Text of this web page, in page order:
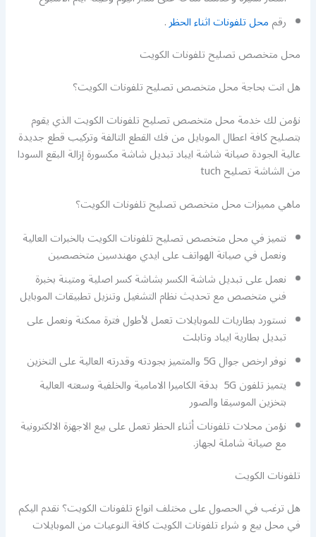
رقممحل تلفونات اثناء الحظر.
محل متخصص تصليح تلفونات الكويت
هل انت بحاجة محل متخصص تصليح تلفونات الكويت؟
نؤمن لك خدمة محل متخصص تصليح تلفونات الكويت الذي يقوم
بتصليح كافة اعطال الموبايل من فك القطع التالفة وتركيب قطع جديدة
عالية الجودة صيانة شاشة ايباد تبديل شاشة مكسورة إزالة البقع السودا
من الشاشة تصليح tuch
ماهي مميزات محل متخصص تصليح تلفونات الكويت؟
نتميز في محل متخصص تصليح تلفونات الكويت بالخبرات العالية
ونعمل في صيانة الهواتف على ايدي مهندسين متخصصين
نعمل على تبديل شاشة الكسر بشاشة كسر اصلية ومتينة بخبرة
فني متخصص مع تحديث نظام التشغيل وتنزيل تطبيقات الموبايل
نستورد بطاريات للموبايلات تعمل لأطول فترة ممكنة ونعمل على
تبديل بطارية ايباد وتابلت
نوفر ارخص جوال 5G والمتميز بجودته وقدرته العالية على التخزين
يتميز تلفون 5G بدقة الكاميرا الامامية والخلفية وسعته العالية
بتخزين الموسيقا والصور
نؤمن محلات تلفونات أثناء الحظر تعمل على بيع الاجهزة الالكترونية
مع صيانة شاملة لجهاز.
تلفونات الكويت
هل ترغب في الحصول على مختلف انواع تلفونات الكويت؟ نقدم اليكم
في محل بيع و شراء تلفونات الكويت كافة النوعيات من الموبايلات